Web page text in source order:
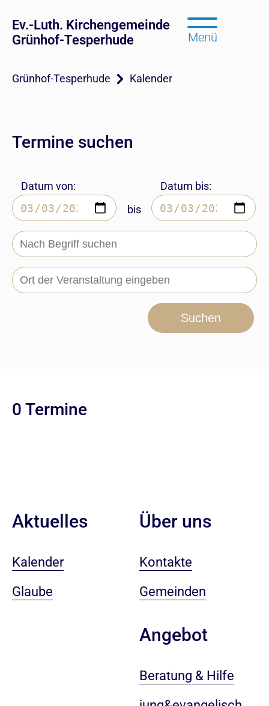
Ev.-Luth. Kirchengemeinde
Grünhof-Tesperhude
Menü
Grünhof-Tesperhude Kalender
Termine suchen
Datum von:
bis
Datum bis:
Suchen
0 Termine
Aktuelles
Kalender
Glaube
Über uns
Kontakte
Gemeinden
Angebot
Beratung & Hilfe